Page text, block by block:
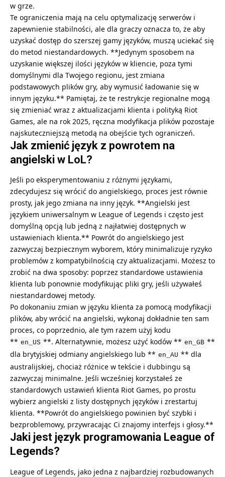
w grze.
Te ograniczenia mają na celu optymalizację serwerów i
zapewnienie stabilności, ale dla graczy oznacza to, że aby
uzyskać dostęp do szerszej gamy języków, muszą uciekać się
do metod niestandardowych. **Jedynym sposobem na
uzyskanie większej ilości języków w kliencie, poza tymi
domyślnymi dla Twojego regionu, jest zmiana
podstawowych plików gry, aby wymusić ładowanie się w
innym języku.** Pamiętaj, że te restrykcje regionalne mogą
się zmieniać wraz z aktualizacjami klienta i polityką Riot
Games, ale na rok 2025, ręczna modyfikacja plików pozostaje
najskuteczniejszą metodą na obejście tych ograniczeń.
Jak zmienić język z powrotem na
angielski w LoL?
Jeśli po eksperymentowaniu z różnymi językami,
zdecydujesz się wrócić do angielskiego, proces jest równie
prosty, jak jego zmiana na inny język. **Angielski jest
językiem uniwersalnym w League of Legends i często jest
domyślną opcją lub jedną z najłatwiej dostępnych w
ustawieniach klienta.** Powrót do angielskiego jest
zazwyczaj bezpiecznym wyborem, który minimalizuje ryzyko
problemów z kompatybilnością czy aktualizacjami. Możesz to
zrobić na dwa sposoby: poprzez standardowe ustawienia
klienta lub ponownie modyfikując pliki gry, jeśli używałeś
niestandardowej metody.
Po dokonaniu zmian w języku klienta za pomocą modyfikacji
plików, aby wrócić na angielski, wykonaj dokładnie ten sam
proces, co poprzednio, ale tym razem użyj kodu
** en_US **. Alternatywnie, możesz użyć kodów ** en_GB **
dla brytyjskiej odmiany angielskiego lub ** en_AU ** dla
australijskiej, chociaż różnice w tekście i dubbingu są
zazwyczaj minimalne. Jeśli wcześniej korzystałeś ze
standardowych ustawień klienta Riot Games, po prostu
wybierz angielski z listy dostępnych języków i zrestartuj
klienta. **Powrót do angielskiego powinien być szybki i
bezproblemowy, przywracając Ci znajomy interfejs i głosy.**
Jaki jest język programowania League of
Legends?
League of Legends, jako jedna z najbardziej rozbudowanych